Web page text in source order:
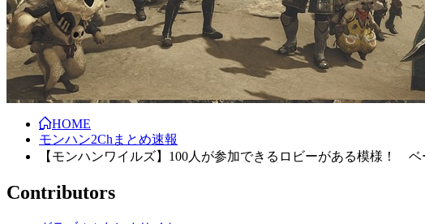
HOME
モンハン2Chまとめ速報
【モンハンワイルズ】100人が参加できるロビーがある模様！
Contributors